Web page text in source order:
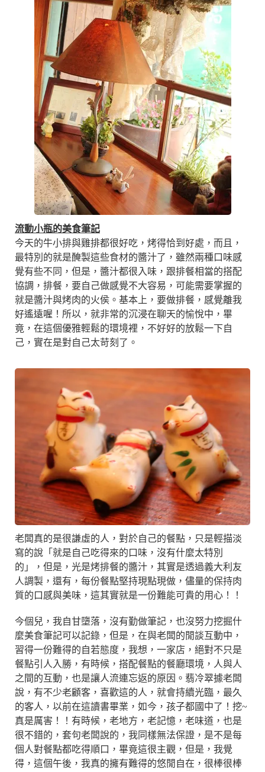
流動小瓶的美食筆記
今天的牛小排與雞排都很好吃，烤得恰到好處，而且，
最特別的就是醃製這些食材的醬汁了，雖然兩種口味感
覺有些不同，但是，醬汁都很入味，跟排餐相當的搭配
協調，排餐，要自己做感覺不大容易，可能需要掌握的
就是醬汁與烤肉的火侯。基本上，要做排餐，感覺離我
好遙遠喔！所以，就非常的沉浸在聊天的愉悅中，畢
竟，在這個優雅輕鬆的環境裡，不好好的放鬆一下自
己，實在是對自己太苛刻了。
老闆真的是很謙虛的人，對於自己的餐點，只是輕描淡
寫的說「就是自己吃得來的口味，沒有什麼太特別
的」，但是，光是烤排餐的醬汁，其實是透過義大利友
人調製，還有，每份餐點堅持現點現做，儘量的保持肉
質的口感與美味，這其實就是一份難能可貴的用心！！
今個兒，我自甘墮落，沒有勤做筆記，也沒努力挖掘什
麼美食筆記可以記錄，但是，在與老闆的閒談互動中，
習得一份難得的自若態度，我想，一家店，絕對不只是
餐點引人入勝，有時候，搭配餐點的餐廳環境，人與人
之間的互動，也是讓人流連忘返的原因。翡冷翠據老闆
說，有不少老顧客，喜歡這的人，就會持續光臨，最久
的客人，以前在這讀書畢業，如今，孩子都國中了！挖~
真是厲害！！有時候，老地方，老記憶，老味道，也是
很不錯的，套句老闆說的，我同樣無法保證，是不是每
個人對餐點都吃得順口，畢竟這很主觀，但是，我覺
得，這個午後，我真的擁有難得的悠閒自在，很棒很棒